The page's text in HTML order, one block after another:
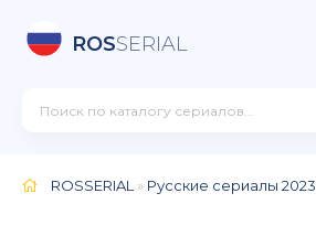
ROSSERIAL
ROSSERIAL » Русские сериалы 2023